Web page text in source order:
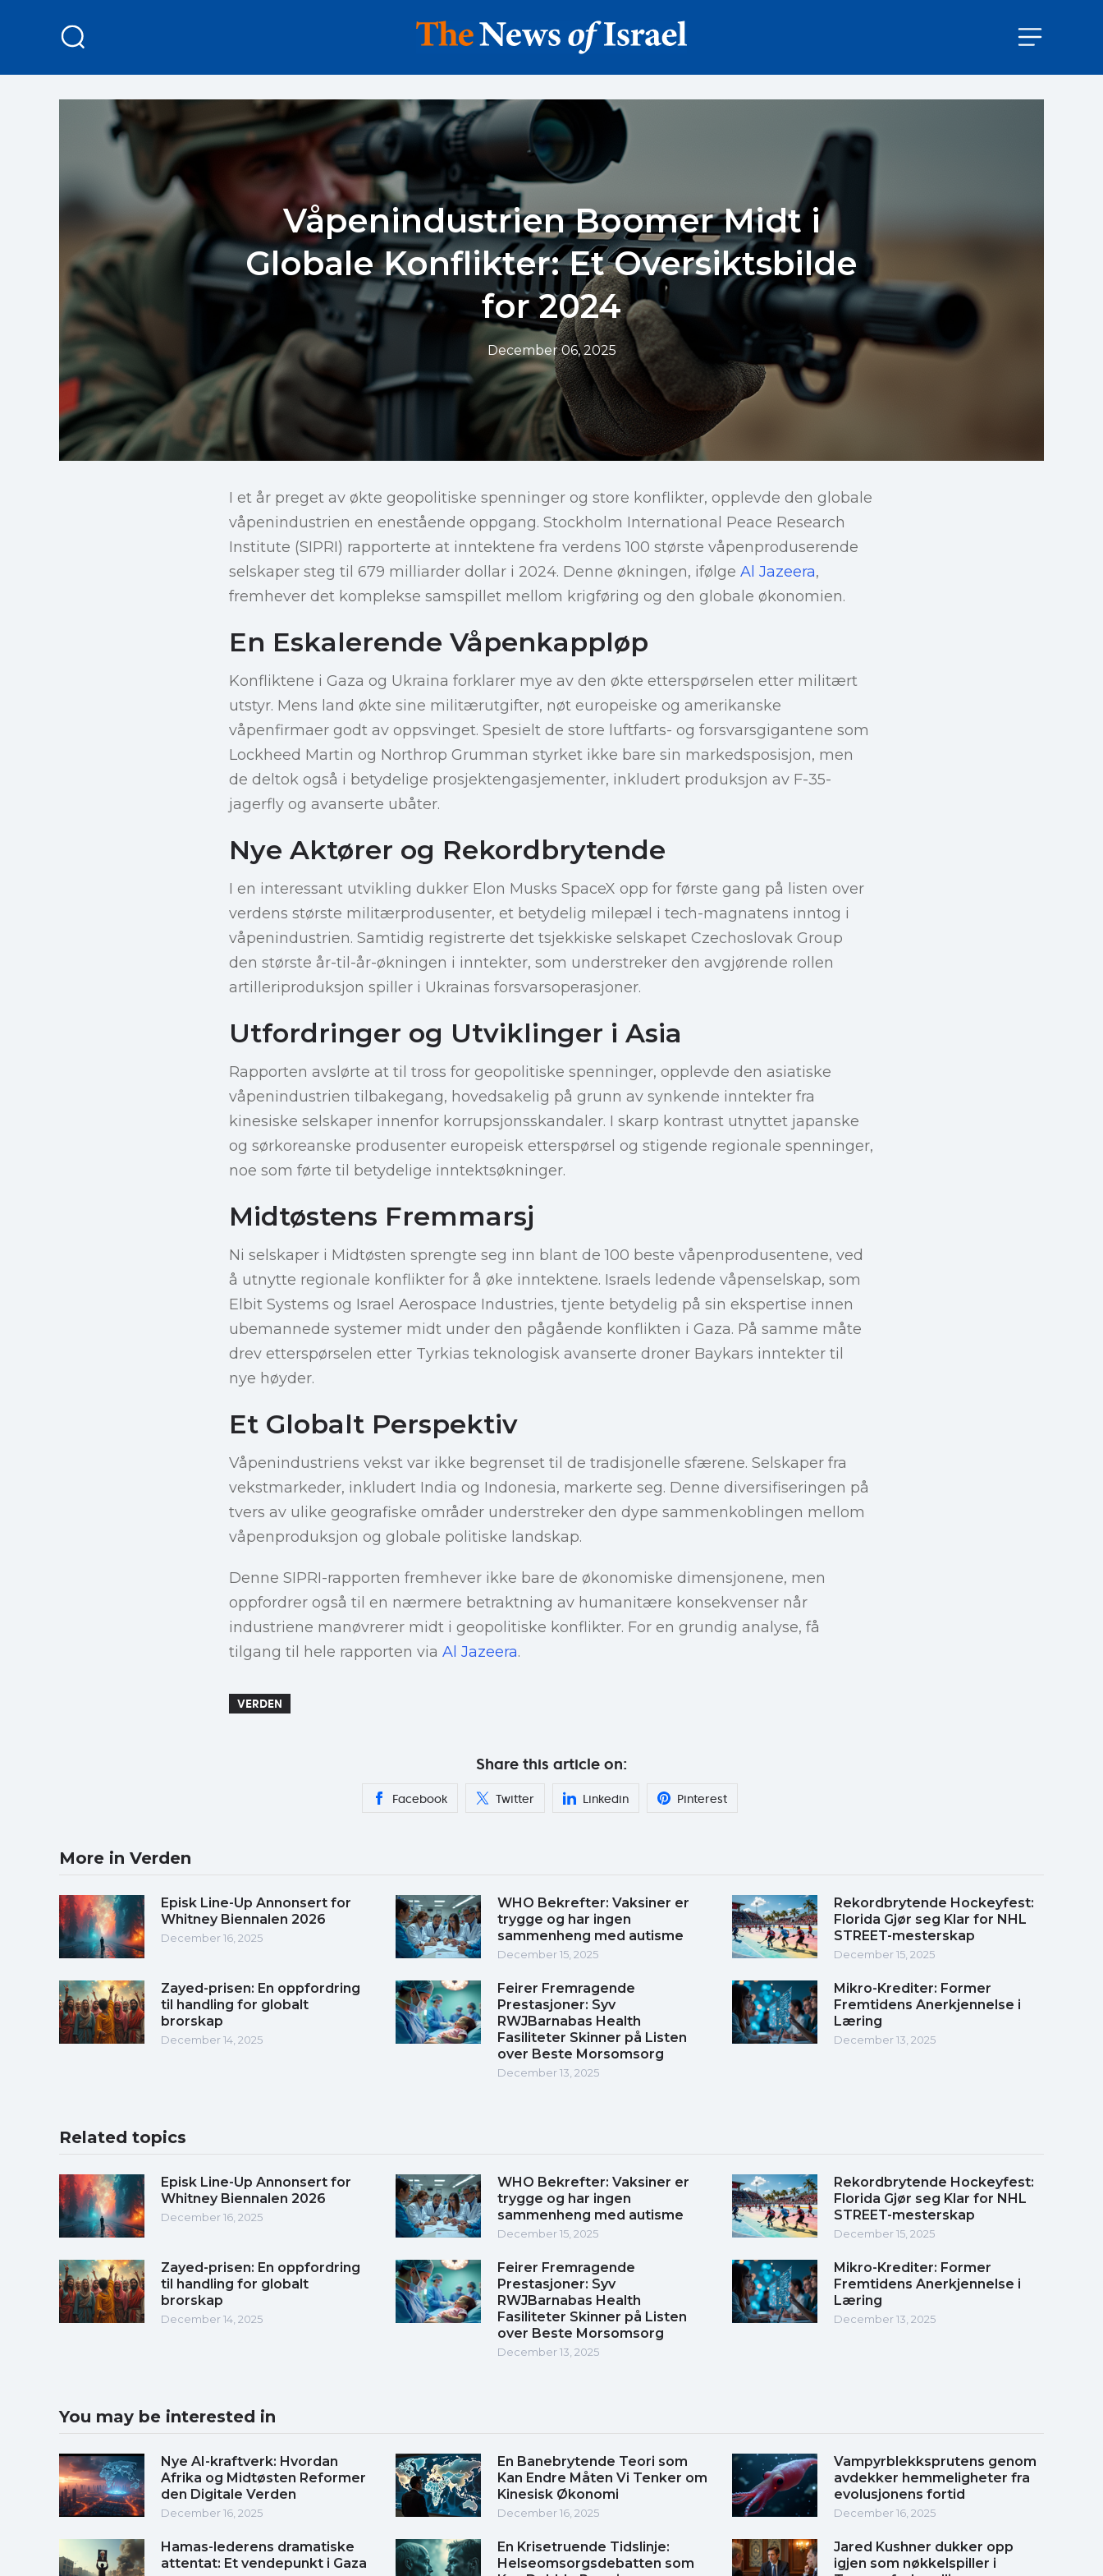
Våpenindustrien Boomer Midt i
Globale Konflikter: Et Oversiktsbilde
for 2024
December 06, 2025
I et år preget av økte geopolitiske spenninger og store konflikter, opplevde den globale
våpenindustrien en enestående oppgang. Stockholm International Peace Research
Institute (SIPRI) rapporterte at inntektene fra verdens 100 største våpenproduserende
selskaper steg til 679 milliarder dollar i 2024. Denne økningen, ifølge Al Jazeera,
fremhever det komplekse samspillet mellom krigføring og den globale økonomien.
En Eskalerende Våpenkappløp
Konfliktene i Gaza og Ukraina forklarer mye av den økte etterspørselen etter militært
utstyr. Mens land økte sine militærutgifter, nøt europeiske og amerikanske
våpenfirmaer godt av oppsvinget. Spesielt de store luftfarts- og forsvarsgigantene som
Lockheed Martin og Northrop Grumman styrket ikke bare sin markedsposisjon, men
de deltok også i betydelige prosjektengasjementer, inkludert produksjon av F-35-
jagerfly og avanserte ubåter.
Nye Aktører og Rekordbrytende
I en interessant utvikling dukker Elon Musks SpaceX opp for første gang på listen over
verdens største militærprodusenter, et betydelig milepæl i tech-magnatens inntog i
våpenindustrien. Samtidig registrerte det tsjekkiske selskapet Czechoslovak Group
den største år-til-år-økningen i inntekter, som understreker den avgjørende rollen
artilleriproduksjon spiller i Ukrainas forsvarsoperasjoner.
Utfordringer og Utviklinger i Asia
Rapporten avslørte at til tross for geopolitiske spenninger, opplevde den asiatiske
våpenindustrien tilbakegang, hovedsakelig på grunn av synkende inntekter fra
kinesiske selskaper innenfor korrupsjonsskandaler. I skarp kontrast utnyttet japanske
og sørkoreanske produsenter europeisk etterspørsel og stigende regionale spenninger,
noe som førte til betydelige inntektsøkninger.
Midtøstens Fremmarsj
Ni selskaper i Midtøsten sprengte seg inn blant de 100 beste våpenprodusentene, ved
å utnytte regionale konflikter for å øke inntektene. Israels ledende våpenselskap, som
Elbit Systems og Israel Aerospace Industries, tjente betydelig på sin ekspertise innen
ubemannede systemer midt under den pågående konflikten i Gaza. På samme måte
drev etterspørselen etter Tyrkias teknologisk avanserte droner Baykars inntekter til
nye høyder.
Et Globalt Perspektiv
Våpenindustriens vekst var ikke begrenset til de tradisjonelle sfærene. Selskaper fra
vekstmarkeder, inkludert India og Indonesia, markerte seg. Denne diversifiseringen på
tvers av ulike geografiske områder understreker den dype sammenkoblingen mellom
våpenproduksjon og globale politiske landskap.
Denne SIPRI-rapporten fremhever ikke bare de økonomiske dimensjonene, men
oppfordrer også til en nærmere betraktning av humanitære konsekvenser når
industriene manøvrerer midt i geopolitiske konflikter. For en grundig analyse, få
tilgang til hele rapporten via Al Jazeera.
VERDEN
Share this article on:
Facebook Twitter Linkedin Pinterest
More in Verden
Episk Line-Up Annonsert for
Whitney Biennalen 2026
December 16, 2025
WHO Bekrefter: Vaksiner er
trygge og har ingen
sammenheng med autisme
December 15, 2025
Rekordbrytende Hockeyfest:
Florida Gjør seg Klar for NHL
STREET-mesterskap
December 15, 2025
Zayed-prisen: En oppfordring
til handling for globalt
brorskap
December 14, 2025
Feirer Fremragende
Prestasjoner: Syv
RWJBarnabas Health
Fasiliteter Skinner på Listen
over Beste Morsomsorg
December 13, 2025
Mikro-Krediter: Former
Fremtidens Anerkjennelse i
Læring
December 13, 2025
Related topics
Episk Line-Up Annonsert for
Whitney Biennalen 2026
December 16, 2025
WHO Bekrefter: Vaksiner er
trygge og har ingen
sammenheng med autisme
December 15, 2025
Rekordbrytende Hockeyfest:
Florida Gjør seg Klar for NHL
STREET-mesterskap
December 15, 2025
Zayed-prisen: En oppfordring
til handling for globalt
brorskap
December 14, 2025
Feirer Fremragende
Prestasjoner: Syv
RWJBarnabas Health
Fasiliteter Skinner på Listen
over Beste Morsomsorg
December 13, 2025
Mikro-Krediter: Former
Fremtidens Anerkjennelse i
Læring
December 13, 2025
You may be interested in
Nye AI-kraftverk: Hvordan
Afrika og Midtøsten Reformer
den Digitale Verden
December 16, 2025
En Banebrytende Teori som
Kan Endre Måten Vi Tenker om
Kinesisk Økonomi
December 16, 2025
Vampyrblekksprutens genom
avdekker hemmeligheter fra
evolusjonens fortid
December 16, 2025
Hamas-lederens dramatiske
attentat: Et vendepunkt i Gaza
En Krisetruende Tidslinje:
Helseomsorgsdebatten som
Jared Kushner dukker opp
igjen som nøkkelspiller i